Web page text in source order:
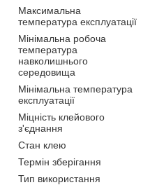
Максимальна
температура експлуатації
Мінімальна робоча
температура
навколишнього
середовища
Мінімальна температура
експлуатації
Міцність клейового
з'єднання
Стан клею
Термін зберігання
Тип використання